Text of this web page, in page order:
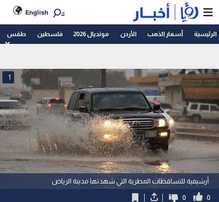
English
الرئيسية أسعار الذهب الأردن مونديال 2026 فلسطين طقس
أرشيفية للتساقطات المطرية التي شهدتها مدينة الرياض
1
0
0